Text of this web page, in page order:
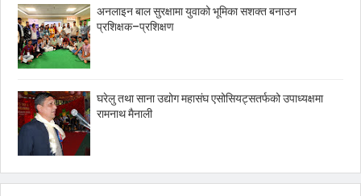
अनलाइन बाल सुरक्षामा युवाको भूमिका सशक्त बनाउन
प्रशिक्षक–प्रशिक्षण
घरेलु तथा साना उद्योग महासंघ एसोसियट्सतर्फको उपाध्यक्षमा
रामनाथ मैनाली